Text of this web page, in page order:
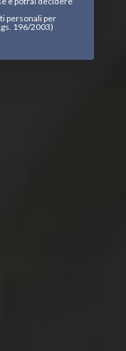
personali per
196/2003)